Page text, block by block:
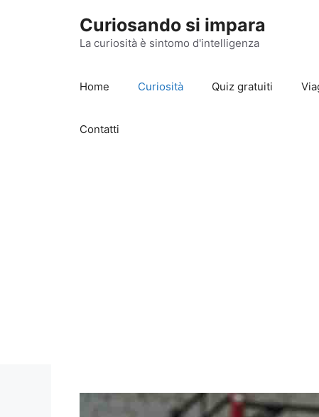
Curiosando si impara
La curiosità è sintomo d'intelligenza
Home Curiosità Quiz gratuiti
Contatti